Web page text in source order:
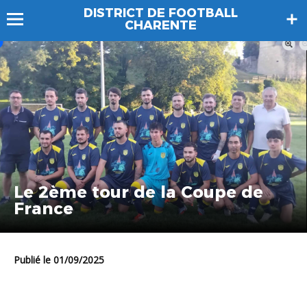
DISTRICT DE FOOTBALL
CHARENTE
Le 2ème tour de la Coupe de
France
Publié le 01/09/2025